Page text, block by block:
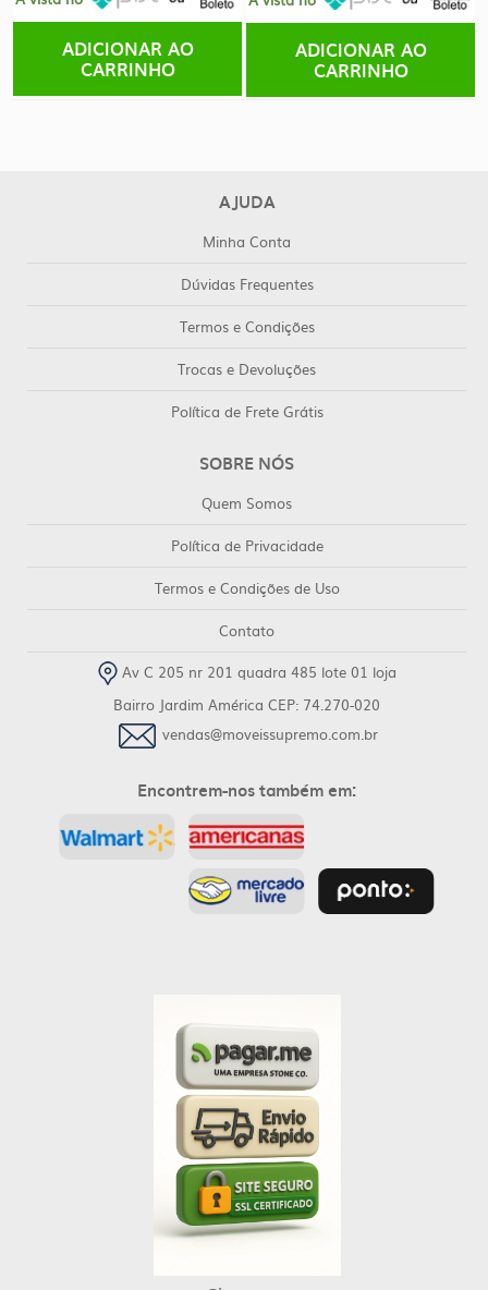
ADICIONAR AO
CARRINHO
ADICIONAR AO
CARRINHO
AJUDA
Minha Conta
Dúvidas Frequentes
Termos e Condições
Trocas e Devoluções
Política de Frete Grátis
SOBRE NÓS
Quem Somos
Política de Privacidade
Termos e Condições de Uso
Contato
Av C 205 nr 201 quadra 485 lote 01 loja
Bairro Jardim América CEP: 74.270-020
vendas@moveissupremo.com.br
Encontrem-nos também em: